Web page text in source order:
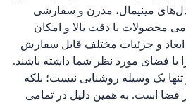
مینیمال، مدرن و سفارشی
محصولات با دقت بالا و امکان
ابعاد و جزئیات مختلف قابل سفارش
با فضای مورد نظر شما داشته باشند.
یک وسیله روشنایی نیست؛ بلکه
فضا است. به همین دلیل در تمامی